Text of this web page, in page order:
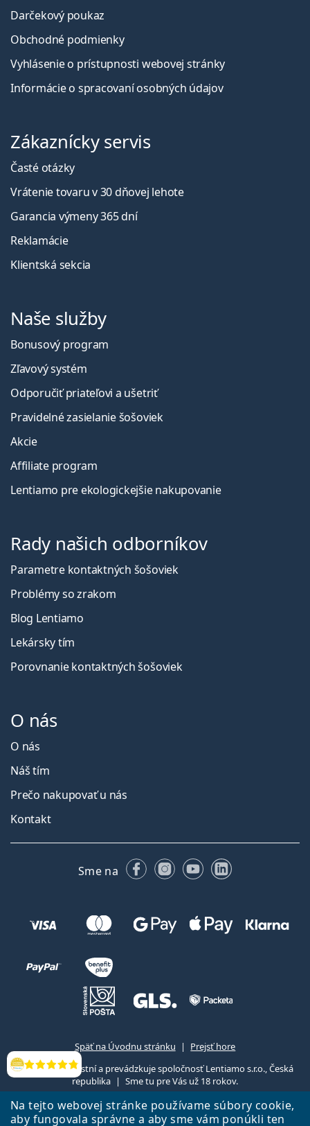
Na tejto webovej stránke používame súbory cookie,
aby fungovala správne a aby sme vám ponúkli ten
Hodnotenia
Darčekový poukaz
Obchodné podmienky
Vyhlásenie o prístupnosti webovej stránky
Informácie o spracovaní osobných údajov
Zákaznícky servis
Časté otázky
Vrátenie tovaru v 30 dňovej lehote
Garancia výmeny 365 dní
Reklamácie
Klientská sekcia
Naše služby
Bonusový program
Zľavový systém
Odporučiť priateľovi a ušetriť
Pravidelné zasielanie šošoviek
Akcie
Affiliate program
Lentiamo pre ekologickejšie nakupovanie
Rady našich odborníkov
Parametre kontaktných šošoviek
Problémy so zrakom
Blog Lentiamo
Lekársky tím
Porovnanie kontaktných šošoviek
O nás
O nás
Náš tím
Prečo nakupovať u nás
Kontakt
Sme na FacebookuInstagrame
YouTubeLinkedIn
Späť na Úvodnu stránku
Prejsť hore
Lentiamo.sk vlastní a prevádzkuje spoločnosť Lentiamo s.r.o., Česká
republika
Sme tu pre Vás už 18 rokov.